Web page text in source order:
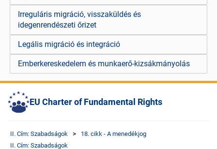
Irreguláris migráció, visszaküldés és
idegenrendészeti őrizet
Legális migráció és integráció
Emberkereskedelem és munkaerő-kizsákmányolás
EU Charter of Fundamental Rights
II. Cím: Szabadságok
18. cikk - A menedékjog
II. Cím: Szabadságok